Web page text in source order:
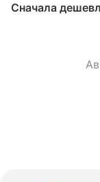
Сначала